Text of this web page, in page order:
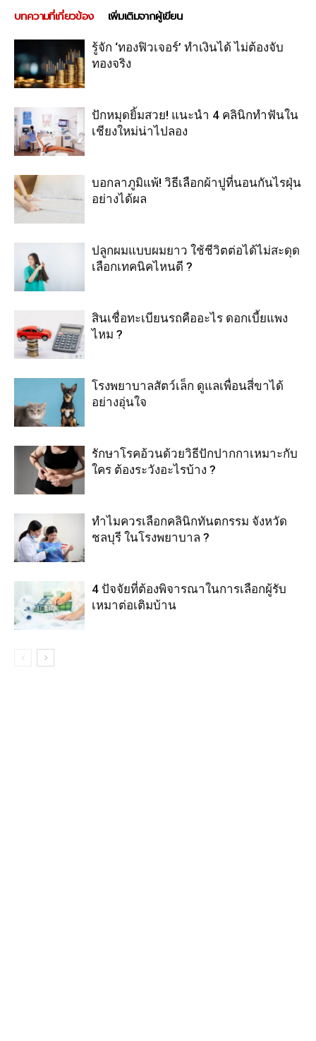
บทความที่เกี่ยวข้อง เพิ่มเติมจากผู้เขียน
รู้จัก ‘ทองฟิวเจอร์’ ทำเงินได้ ไม่ต้องจับ
ทองจริง
ปักหมุดยิ้มสวย! แนะนำ 4 คลินิกทำฟันใน
เชียงใหม่น่าไปลอง
บอกลาภูมิแพ้! วิธีเลือกผ้าปูที่นอนกันไรฝุ่น
อย่างได้ผล
ปลูกผมแบบผมยาว ใช้ชีวิตต่อได้ไม่สะดุด
เลือกเทคนิคไหนดี ?
สินเชื่อทะเบียนรถคืออะไร ดอกเบี้ยแพง
ไหม ?
โรงพยาบาลสัตว์เล็ก ดูแลเพื่อนสี่ขาได้
อย่างอุ่นใจ
รักษาโรคอ้วนด้วยวิธีปักปากกาเหมาะกับ
ใคร ต้องระวังอะไรบ้าง ?
ทำไมควรเลือกคลินิกทันตกรรม จังหวัด
ชลบุรี ในโรงพยาบาล ?
4 ปัจจัยที่ต้องพิจารณาในการเลือกผู้รับ
เหมาต่อเติมบ้าน